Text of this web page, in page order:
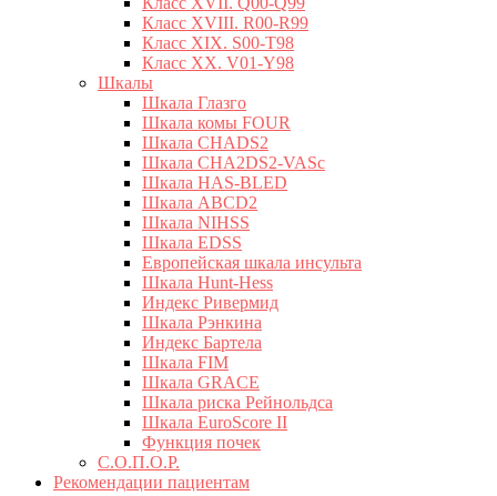
Класс XVIII. R00-R99
Класс XIX. S00-T98
Класс XX. V01-Y98
Шкалы
Шкала Глазго
Шкала комы FOUR
Шкала CHADS2
Шкала CHA2DS2-VASc
Шкала HAS-BLED
Шкала ABCD2
Шкала NIHSS
Шкала EDSS
Европейская шкала инсульта
Шкала Hunt-Hess
Индекс Ривермид
Шкала Рэнкина
Индекс Бартела
Шкала FIM
Шкала GRACE
Шкала риска Рейнольдса
Шкала EuroScore II
Функция почек
С.О.П.О.Р.
Рекомендации пациентам